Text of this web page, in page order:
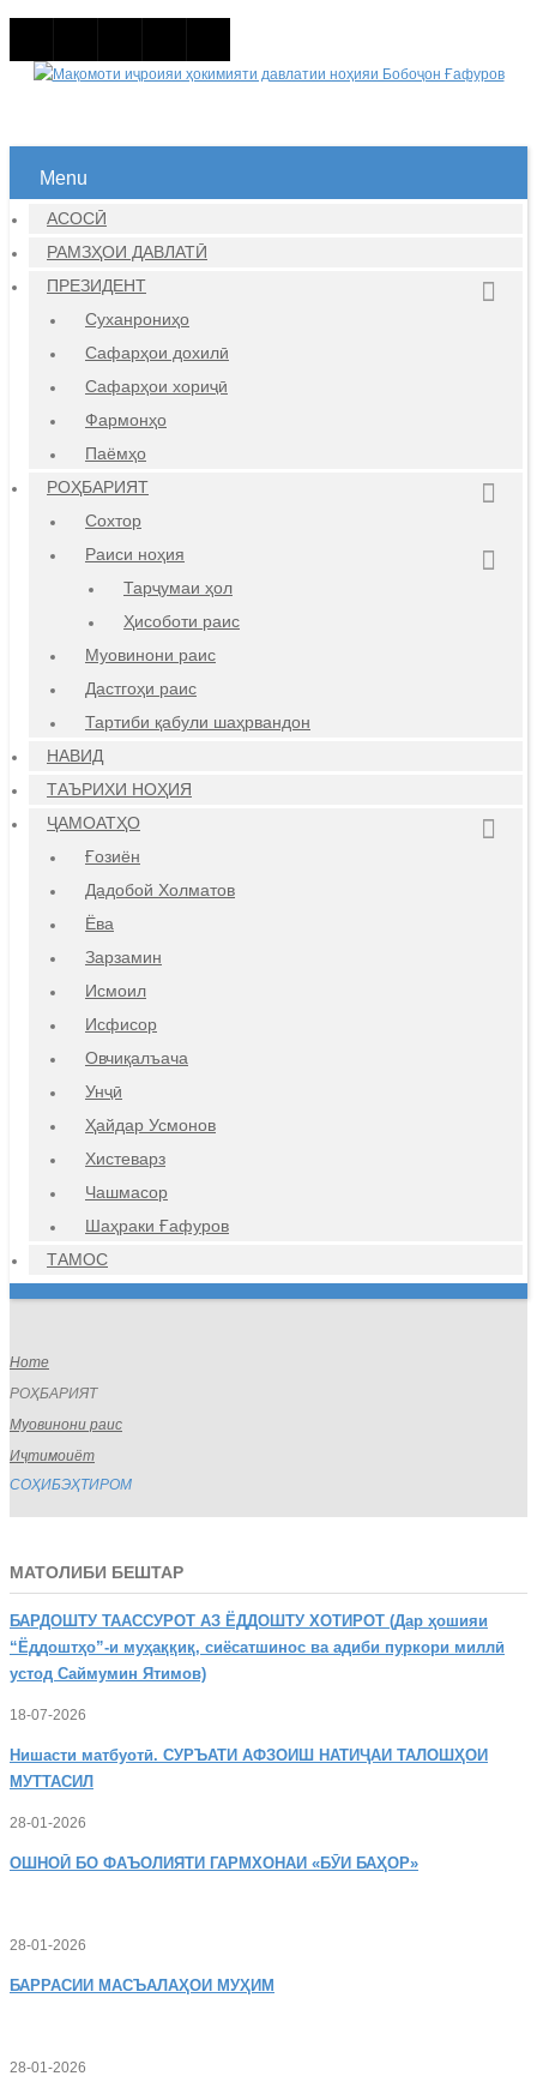
Menu
АСОСӢ
РАМЗҲОИ ДАВЛАТӢ
ПРЕЗИДЕНТ
Суханрониҳо
Сафарҳои дохилӣ
Сафарҳои хориҷӣ
Фармонҳо
Паёмҳо
РОҲБАРИЯТ
Сохтор
Раиси ноҳия
Тарҷумаи ҳол
Ҳисоботи раис
Муовинони раис
Дастгоҳи раис
Тартиби қабули шаҳрвандон
НАВИД
ТАЪРИХИ НОҲИЯ
ҶАМОАТҲО
Ғозиён
Дадобой Холматов
Ёва
Зарзамин
Исмоил
Исфисор
Овчиқалъача
Унҷӣ
Ҳайдар Усмонов
Хистеварз
Чашмасор
Шаҳраки Ғафуров
ТАМОС
Home
РОҲБАРИЯТ
Муовинони раис
Иҷтимоиёт
СОҲИБЭҲТИРОМ
МАТОЛИБИ БЕШТАР
БАРДОШТУ ТААССУРОТ АЗ ЁДДОШТУ ХОТИРОТ (Дар ҳошияи
“Ёддоштҳо”-и муҳаққиқ, сиёсатшинос ва адиби пуркори миллӣ
устод Саймумин Ятимов)
18-07-2026
Нишасти матбуотӣ. СУРЪАТИ АФЗОИШ НАТИҶАИ ТАЛОШҲОИ
МУТТАСИЛ
28-01-2026
ОШНОӢ БО ФАЪОЛИЯТИ ГАРМХОНАИ «БӮИ БАҲОР»
28-01-2026
БАРРАСИИ МАСЪАЛАҲОИ МУҲИМ
28-01-2026